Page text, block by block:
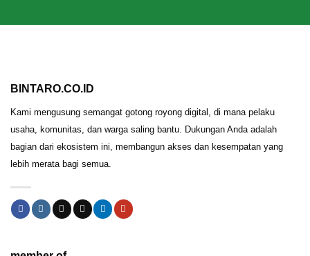
BINTARO.CO.ID
Kami mengusung semangat gotong royong digital, di mana pelaku
usaha, komunitas, dan warga saling bantu. Dukungan Anda adalah
bagian dari ekosistem ini, membangun akses dan kesempatan yang
lebih merata bagi semua.